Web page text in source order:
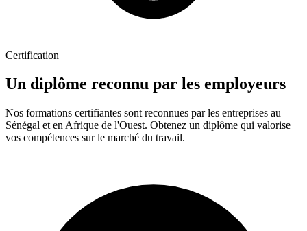
Certification
Un diplôme reconnu par les employeurs
Nos formations certifiantes sont reconnues par les entreprises au
Sénégal et en Afrique de l'Ouest. Obtenez un diplôme qui valorise
vos compétences sur le marché du travail.